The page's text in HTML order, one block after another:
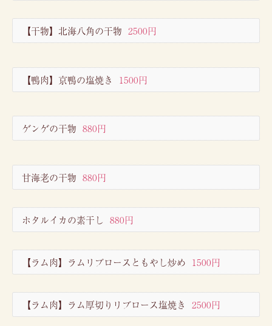
【干物】北海八角の干物 2500円
【鴨肉】京鴨の塩焼き 1500円
ゲンゲの干物 880円
甘海老の干物 880円
ホタルイカの素干し 880円
【ラム肉】ラムリブロースともやし炒め 1500円
【ラム肉】ラム厚切りリブロース塩焼き 2500円